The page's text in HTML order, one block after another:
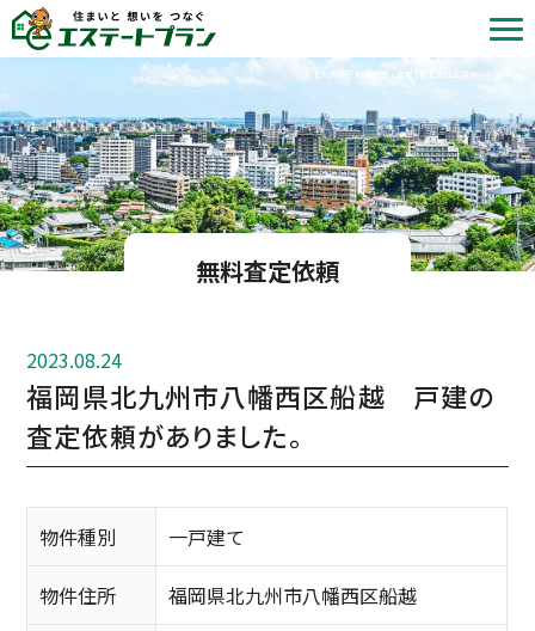
北九州の不動産売却・査定 | 株式会社エステートプラン
無料査定依頼
2023.08.24
福岡県北九州市八幡西区船越 戸建の
査定依頼がありました。
物件種別 一戸建て
物件住所 福岡県北九州市八幡西区船越